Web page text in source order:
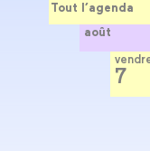
Tout l’agenda
août
7